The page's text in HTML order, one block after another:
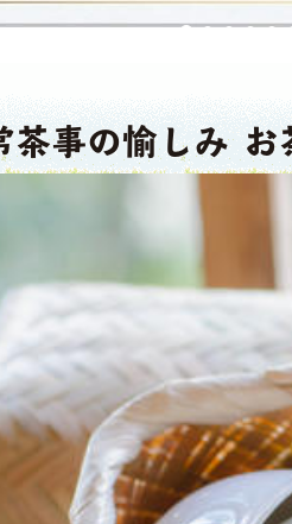
茶事の愉しみ